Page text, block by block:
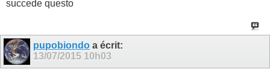
succede questo
pupobiondo a écrit:
13/07/2015 10h03